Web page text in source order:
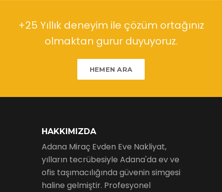
+25 Yıllık deneyim ile çözüm ortağınız
olmaktan gurur duyuyoruz.
HEMEN ARA
HAKKIMIZDA
Adana Miraç Evden Eve Nakliyat,
yılların tecrübesiyle Adana'da ev ve
ofis taşımacılığında güvenin simgesi
haline gelmiştir. Profesyonel